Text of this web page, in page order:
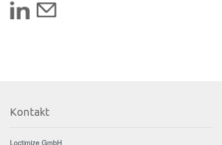
Kontakt
Loctimize GmbH